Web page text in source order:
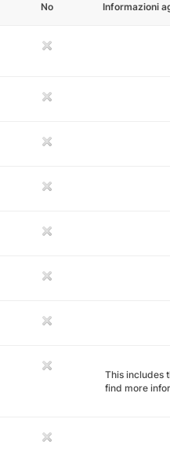
No Informazioni
This includes
find more